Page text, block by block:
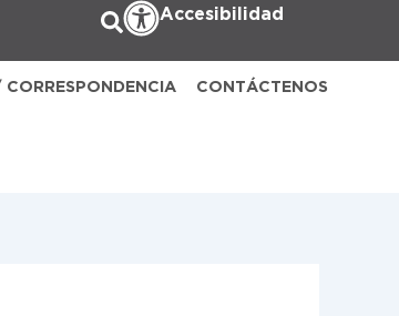
Accesibilidad
CORRESPONDENCIA CONTÁCTENOS